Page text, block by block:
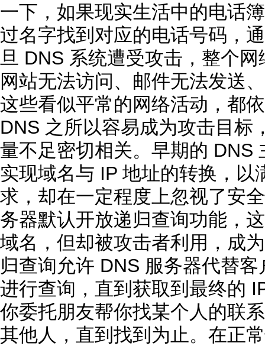
一下，如果现实生活中的电话
过名字找到对应的电话号码，
旦 DNS 系统遭受攻击，整个
网站无法访问、邮件无法发
这些看似平常的网络活动，都
DNS 之所以容易成为攻击目标
量不足密切相关。早期的 DNS
实现域名与 IP 地址的转换，以
求，却在一定程度上忽视了安
务器默认开放递归查询功能，
域名，但却被攻击者利用，成
归查询允许 DNS 服务器代替
进行查询，直到获取到最终的
你委托朋友帮你找某个人的联
其他人，直到找到为止。在正